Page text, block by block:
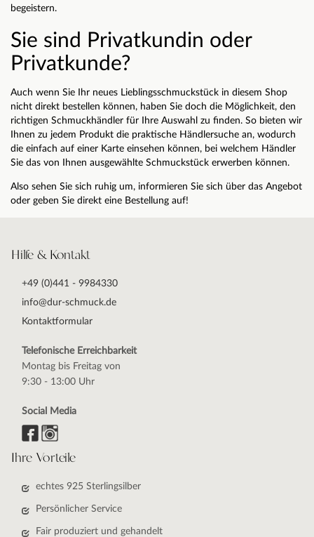
begeistern.
Sie sind Privatkundin oder
Privatkunde?
Auch wenn Sie Ihr neues Lieblingsschmuckstück in diesem Shop
nicht direkt bestellen können, haben Sie doch die Möglichkeit, den
richtigen Schmuckhändler für Ihre Auswahl zu finden. So bieten wir
Ihnen zu jedem Produkt die praktische Händlersuche an, wodurch
die einfach auf einer Karte einsehen können, bei welchem Händler
Sie das von Ihnen ausgewählte Schmuckstück erwerben können.
Also sehen Sie sich ruhig um, informieren Sie sich über das Angebot
oder geben Sie direkt eine Bestellung auf!
Hilfe & Kontakt
+49 (0)441 - 9984330
info@dur-schmuck.de
Kontaktformular
Telefonische Erreichbarkeit
Montag bis Freitag von
9:30 - 13:00 Uhr
Social Media
Ihre Vorteile
echtes 925 Sterlingsilber
Persönlicher Service
Fair produziert und gehandelt